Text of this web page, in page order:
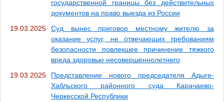
государственной границы без действительных
документов на право выезда из России
19.03.2025
Суд вынес приговор местному жителю за
оказание услуг, не отвечающих требованиям
безопасности повлекшее причинение тяжкого
вреда здоровью несовершеннолетнего
19.03.2025
Представление нового председателя Адыге-
Хабльского районного суда Карачаево-
Черкесской Республики